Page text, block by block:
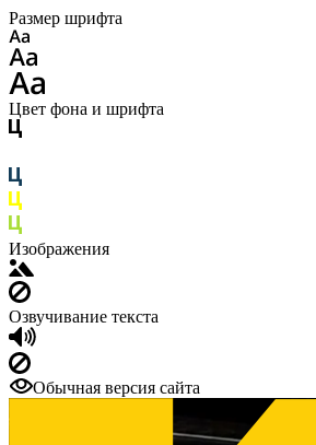
Размер шрифта
Цвет фона и шрифта
Изображения
Озвучивание текста
Обычная версия сайта